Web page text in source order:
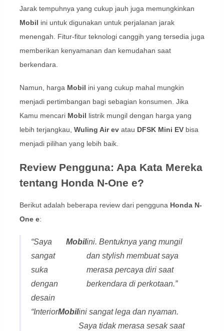
Jarak tempuhnya yang cukup jauh juga memungkinkan
Mobil ini untuk digunakan untuk perjalanan jarak
menengah. Fitur-fitur teknologi canggih yang tersedia juga
memberikan kenyamanan dan kemudahan saat
berkendara.
Namun, harga Mobil ini yang cukup mahal mungkin
menjadi pertimbangan bagi sebagian konsumen. Jika
Kamu mencari Mobil listrik mungil dengan harga yang
lebih terjangkau, Wuling Air evatau DFSK Mini EVbisa
menjadi pilihan yang lebih baik.
Review Pengguna: Apa Kata Mereka
tentang Honda N-One e?
Berikut adalah beberapa review dari pengguna Honda N-
One e:
“Saya
sangat
suka
dengan
desain
Mobilini. Bentuknya yang mungil
dan stylish membuat saya
merasa percaya diri saat
berkendara di perkotaan.”
“InteriorMobilini sangat lega dan nyaman.
Saya tidak merasa sesak saat